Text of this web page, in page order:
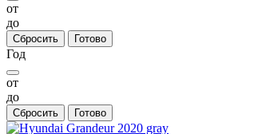
от
до
Сбросить Готово
Год
от
до
Сбросить Готово